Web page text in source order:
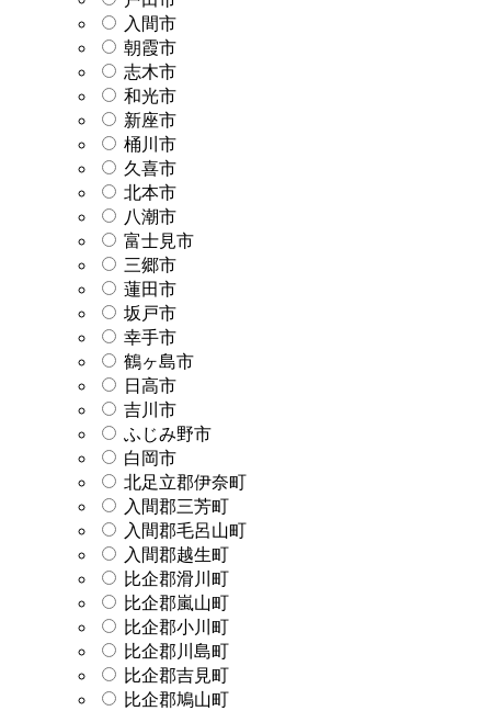
入間市
朝霞市
志木市
和光市
新座市
桶川市
久喜市
北本市
八潮市
富士見市
三郷市
蓮田市
坂戸市
幸手市
鶴ヶ島市
日高市
吉川市
ふじみ野市
白岡市
北足立郡伊奈町
入間郡三芳町
入間郡毛呂山町
入間郡越生町
比企郡滑川町
比企郡嵐山町
比企郡小川町
比企郡川島町
比企郡吉見町
比企郡鳩山町